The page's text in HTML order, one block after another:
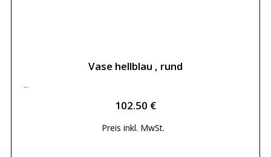
Vase hellblau , rund
102.50 €
102.50 €
Preis inkl. MwSt.